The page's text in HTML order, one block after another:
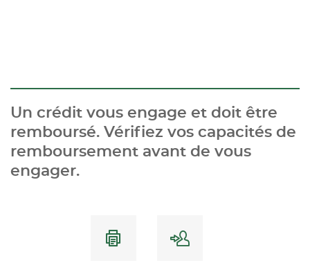
Un crédit vous engage et doit être
remboursé. Vérifiez vos capacités de
remboursement avant de vous
engager.